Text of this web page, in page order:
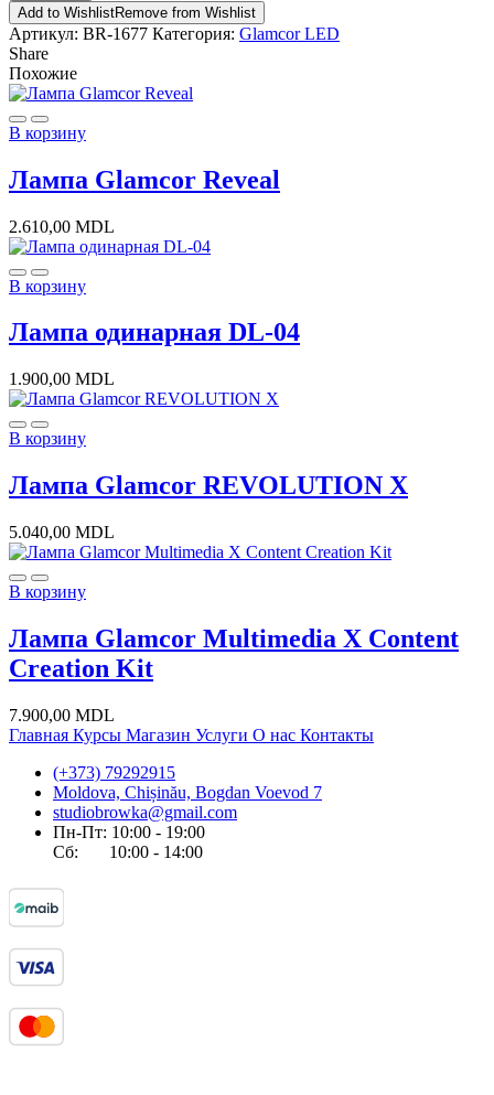
Add to WishlistRemove from Wishlist
Артикул: BR-1677 Категория: Glamcor LED
Share
Похожие
В корзину
Лампа Glamcor Reveal
2.610,00 MDL
В корзину
Лампа одинарная DL-04
1.900,00 MDL
В корзину
Лампа Glamcor REVOLUTION X
5.040,00 MDL
В корзину
Лампа Glamcor Multimedia X Content
Creation Kit
7.900,00 MDL
Главная Курсы Магазин Услуги О нас Контакты
(+373) 79292915
Moldova, Chișinău, Bogdan Voevod 7
studiobrowka@gmail.com
Пн-Пт: 10:00 - 19:00
Сб: 10:00 - 14:00